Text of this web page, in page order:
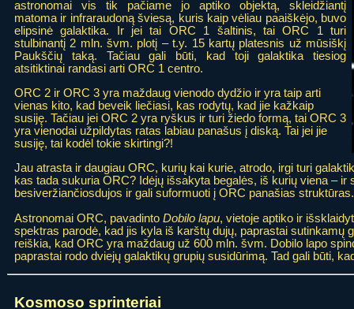
astronomai vis tik pačiame jo aptiko objektą, skleidžiantį
matoma ir infraraudoną šviesą, kuris kaip vėliau paaiškėjo, buvo
elipsinė galaktika. Ir jei tai ORC 1 šaltinis, tai ORC 1 turi
stulbinantį 2 mln. švm. plotį – t.y. 15 kartų platesnis už mūsiškį
Paukščių taką. Tačiau gali būti, kad toji galaktika tiesiog
atsitiktinai randasi arti ORC 1 centro.
ORC 2 ir ORC 3 yra maždaug vienodo dydžio ir yra taip arti
vienas kito, kad beveik liečiasi, kas rodytų, kad jie kažkaip
susiję. Tačiau jei ORC 2 yra ryškus ir turi žiedo formą, tai ORC 3
yra vienodai užpildytas ratas labiau panašus į diską. Tai jei jie
susiję, tai kodėl tokie skirtingi?!
Jau atrasta ir daugiau ORC, kurių kai kurie, atrodo, irgi turi
kas tada sukuria ORC? Idėjų išsakyta begalės, iš kurių viena –
besiveržiančiosdujos ir gali suformuoti į ORC panašias struktūras.
Astronomai ORC, pavadinto Dobilo lapu, vietoje aptiko ir
spektras parodė, kad jis kyla iš karštų dujų, paprastai sutinkamų
reiškia, kad ORC yra maždaug už 600 mln. švm. Dobilo lapo
paprastai rodo dviejų galaktikų grupių susidūrimą. Tad gali būti,
Kosmoso sprinteriai